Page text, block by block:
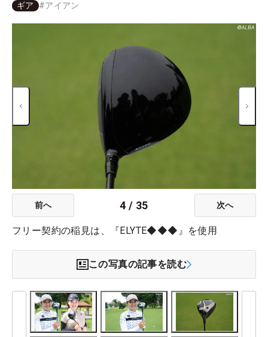
ギア #アイアン
前へ 4 / 35 次へ
フリー契約の稲見は、『ELYTE◆◆◆』を使用
この写真の記事を読む